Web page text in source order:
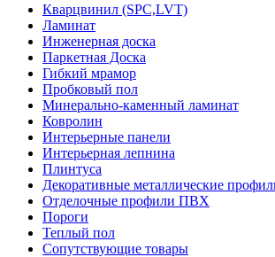
Кварцвинил (SPC,LVT)
Ламинат
Инженерная доска
Паркетная Доска
Гибкий мрамор
Пробковый пол
Минерально-каменный ламинат
Ковролин
Интерьерные панели
Интерьерная лепнина
Плинтуса
Декоративные металлические
Отделочные профили ПВХ
Пороги
Теплый пол
Сопутствующие товары